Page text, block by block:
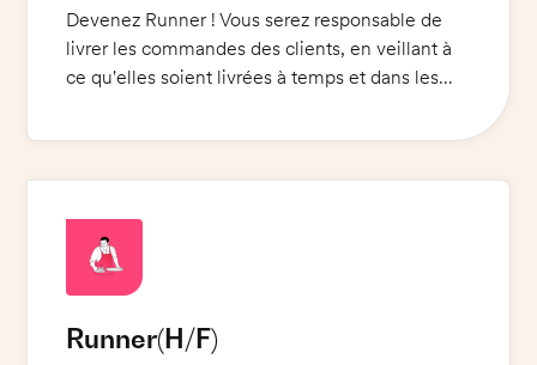
Devenez Runner ! Vous serez responsable de
livrer les commandes des clients, en veillant à
ce qu'elles soient livrées à temps et dans les
présenter à l'heure avec une tenue appropriée :
un stylo. Vous serez le point de contact entre les
clients et le restaurant et serez tenu d'accueillir
les clients et de leur offrir le meilleur service
Runner(H/F)